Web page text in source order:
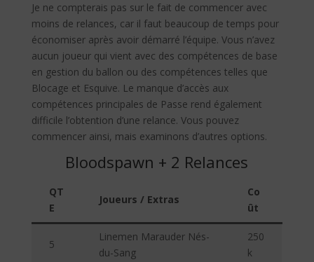
Je ne compterais pas sur le fait de commencer avec
moins de relances, car il faut beaucoup de temps pour
économiser après avoir démarré l’équipe. Vous n’avez
aucun joueur qui vient avec des compétences de base
en gestion du ballon ou des compétences telles que
Blocage et Esquive. Le manque d’accès aux
compétences principales de Passe rend également
difficile l’obtention d’une relance. Vous pouvez
commencer ainsi, mais examinons d’autres options.
Bloodspawn + 2 Relances
QT
E
Joueurs / Extras
Co
ût
5
Linemen Marauder Nés-
du-Sang
250
k